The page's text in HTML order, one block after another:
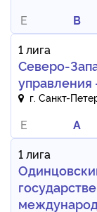
E B
1 лига
Северо-
г. Санкт-
E A
1 лига